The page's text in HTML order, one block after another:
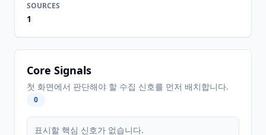
SOURCES
1
Core Signals
첫 화면에서 판단해야 할 수집 신호를 먼저 배치합니다.
0
표시할 핵심 신호가 없습니다.